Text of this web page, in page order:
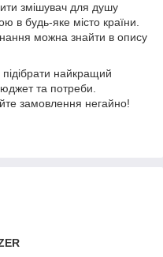
змішувач для душу
в будь-яке місто країни.
можна знайти в опису
найкращий
та потреби.
замовлення негайно!